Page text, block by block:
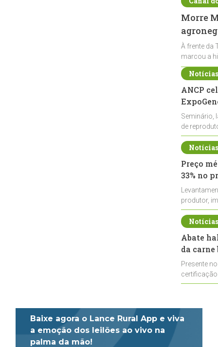
Morre
À frente da
marcou a
ANCP
Seminário,
de
durante a
Preço
33% no
produtor,
de leite cru
Abate
da
Presente
Baixe agora o Lance Rural App e viva
a emoção dos leilões ao vivo na
palma da mão!